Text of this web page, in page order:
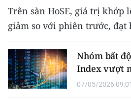
Media Văn hóa
Media Pháp luật
Media Du lịch
Trên sàn HoSE, giá trị khớp
giảm so với phiên trước, đạt
Nhóm bất
Index vượt
07/05/2026 09:01